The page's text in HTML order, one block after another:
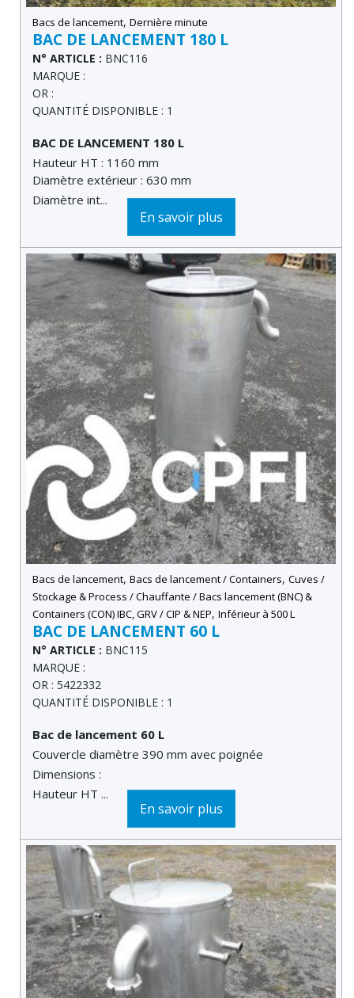
Bacs de lancement, Dernière minute
BAC DE LANCEMENT 180 L
N° ARTICLE : BNC116
MARQUE :
OR :
QUANTITÉ DISPONIBLE : 1
En savoir plus
BAC DE LANCEMENT 180 L
Hauteur HT : 1160 mm
Diamètre extérieur : 630 mm
Diamètre int...
Bacs de lancement, Bacs de lancement / Containers, Cuves /
Stockage & Process / Chauffante / Bacs lancement (BNC) &
Containers (CON) IBC, GRV / CIP & NEP, Inférieur à 500 L
BAC DE LANCEMENT 60 L
N° ARTICLE : BNC115
MARQUE :
OR : 5422332
QUANTITÉ DISPONIBLE : 1
En savoir plus
Bac de lancement 60 L
Couvercle diamètre 390 mm avec poignée
Dimensions :
Hauteur HT ...